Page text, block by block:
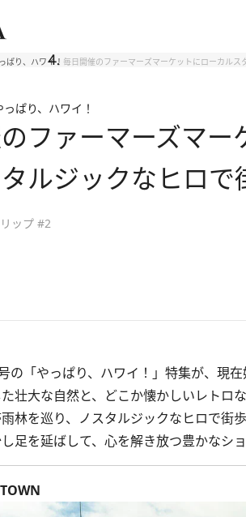
ぱり、ハワイ！ 毎日開催のファーマーズマーケットにローカル
ぱり、ハワイ！
ファーマーズマ
ルジックなヒロで
ップ #2
の「やっぱり、ハワイ！」特集が、現
壮大な自然と、どこか懐かしいレトロ
林を巡り、ノスタルジックなヒロで街歩
足を延ばして、心を解き放つ豊かなショ